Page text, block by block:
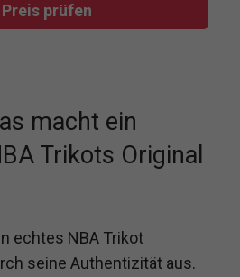
Preis prüfen
macht ein
Trikots Original
echtes NBA Trikot
seine Authentizität aus.